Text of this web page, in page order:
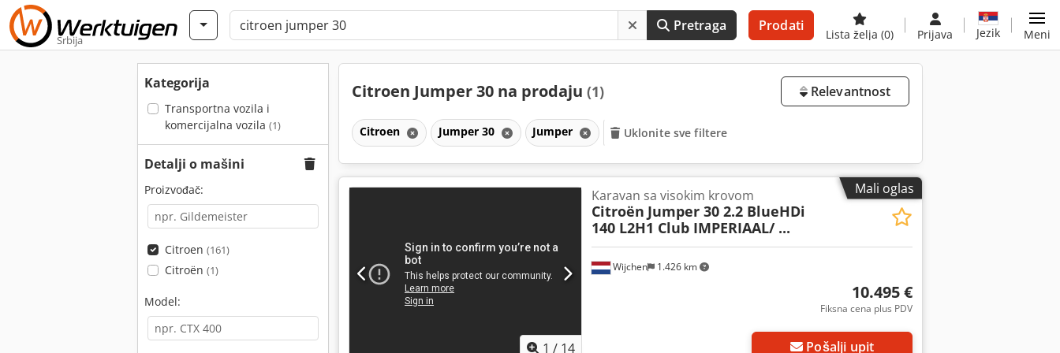
Srbija
Pretraga Prodati
Lista želja (0) Prijava Jezik Meni
Kategorija
Transportna vozila i
komercijalna vozila (1)
Detalji o mašini
Proizvođač:
Citroen (161)
Citroën (1)
Model:
Citroen Jumper 30 na prodaju (1) Relevantnost
Citroen Jumper 30 Jumper Uklonite sve filtere
Mali oglas
1 / 14
Wijchen 1.426 km
Karavan sa visokim krovom
Citroën Jumper 30 2.2 BlueHDi
140 L2H1 Club IMPERIAAL/ ...
10.495 €
Fiksna cena plus PDV
Pošalji upit